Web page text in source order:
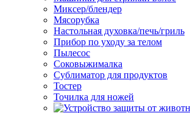
Миксер/блендер
Мясорубка
Настольная духовка/печь/гриль
Прибор по уходу за телом
Пылесос
Соковыжималка
Сублиматор для продуктов
Тостер
Точилка для ножей